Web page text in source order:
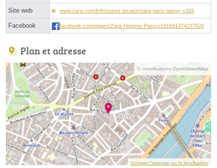
Site web www.zara.com/fr/fr/stores-locator/zara-paris-passy-s326
Facebook facebook.com/pages/Zara-Homme-Passy/191691374237026
Plan et adresse
© contributeurs OpenStreetMap
Corriger l’adresse ou la localisation